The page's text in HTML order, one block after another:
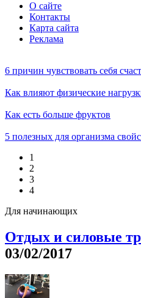
О сайте
Контакты
Карта сайта
Реклама
6 причин чувствовать себя
Как влияют физические
Как есть больше фруктов
5 полезных для организма
1
2
3
4
Для начинающих
Отдых и силовые
03/02/2017